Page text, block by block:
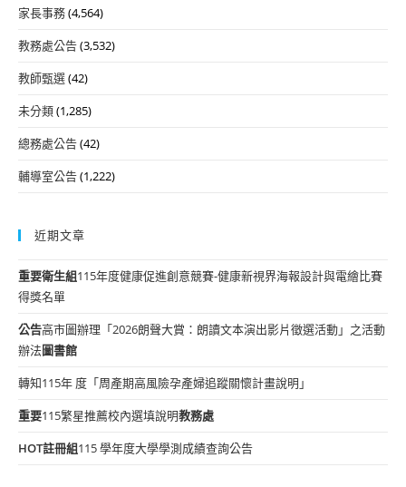
家長事務(4,564)
教務處公告(3,532)
教師甄選(42)
未分類(1,285)
總務處公告(42)
輔導室公告(1,222)
近期文章
重要衛生組115年度健康促進創意競賽-健康新視界海報設計與電繪比賽
得獎名單
公告高市圖辦理「2026朗聲大賞：朗讀文本演出影片徵選活動」之活動
辦法圖書館
轉知115年 度「周產期高風險孕產婦追蹤關懷計畫說明」
重要115繁星推薦校內選填說明教務處
HOT註冊組115 學年度大學學測成績查詢公告